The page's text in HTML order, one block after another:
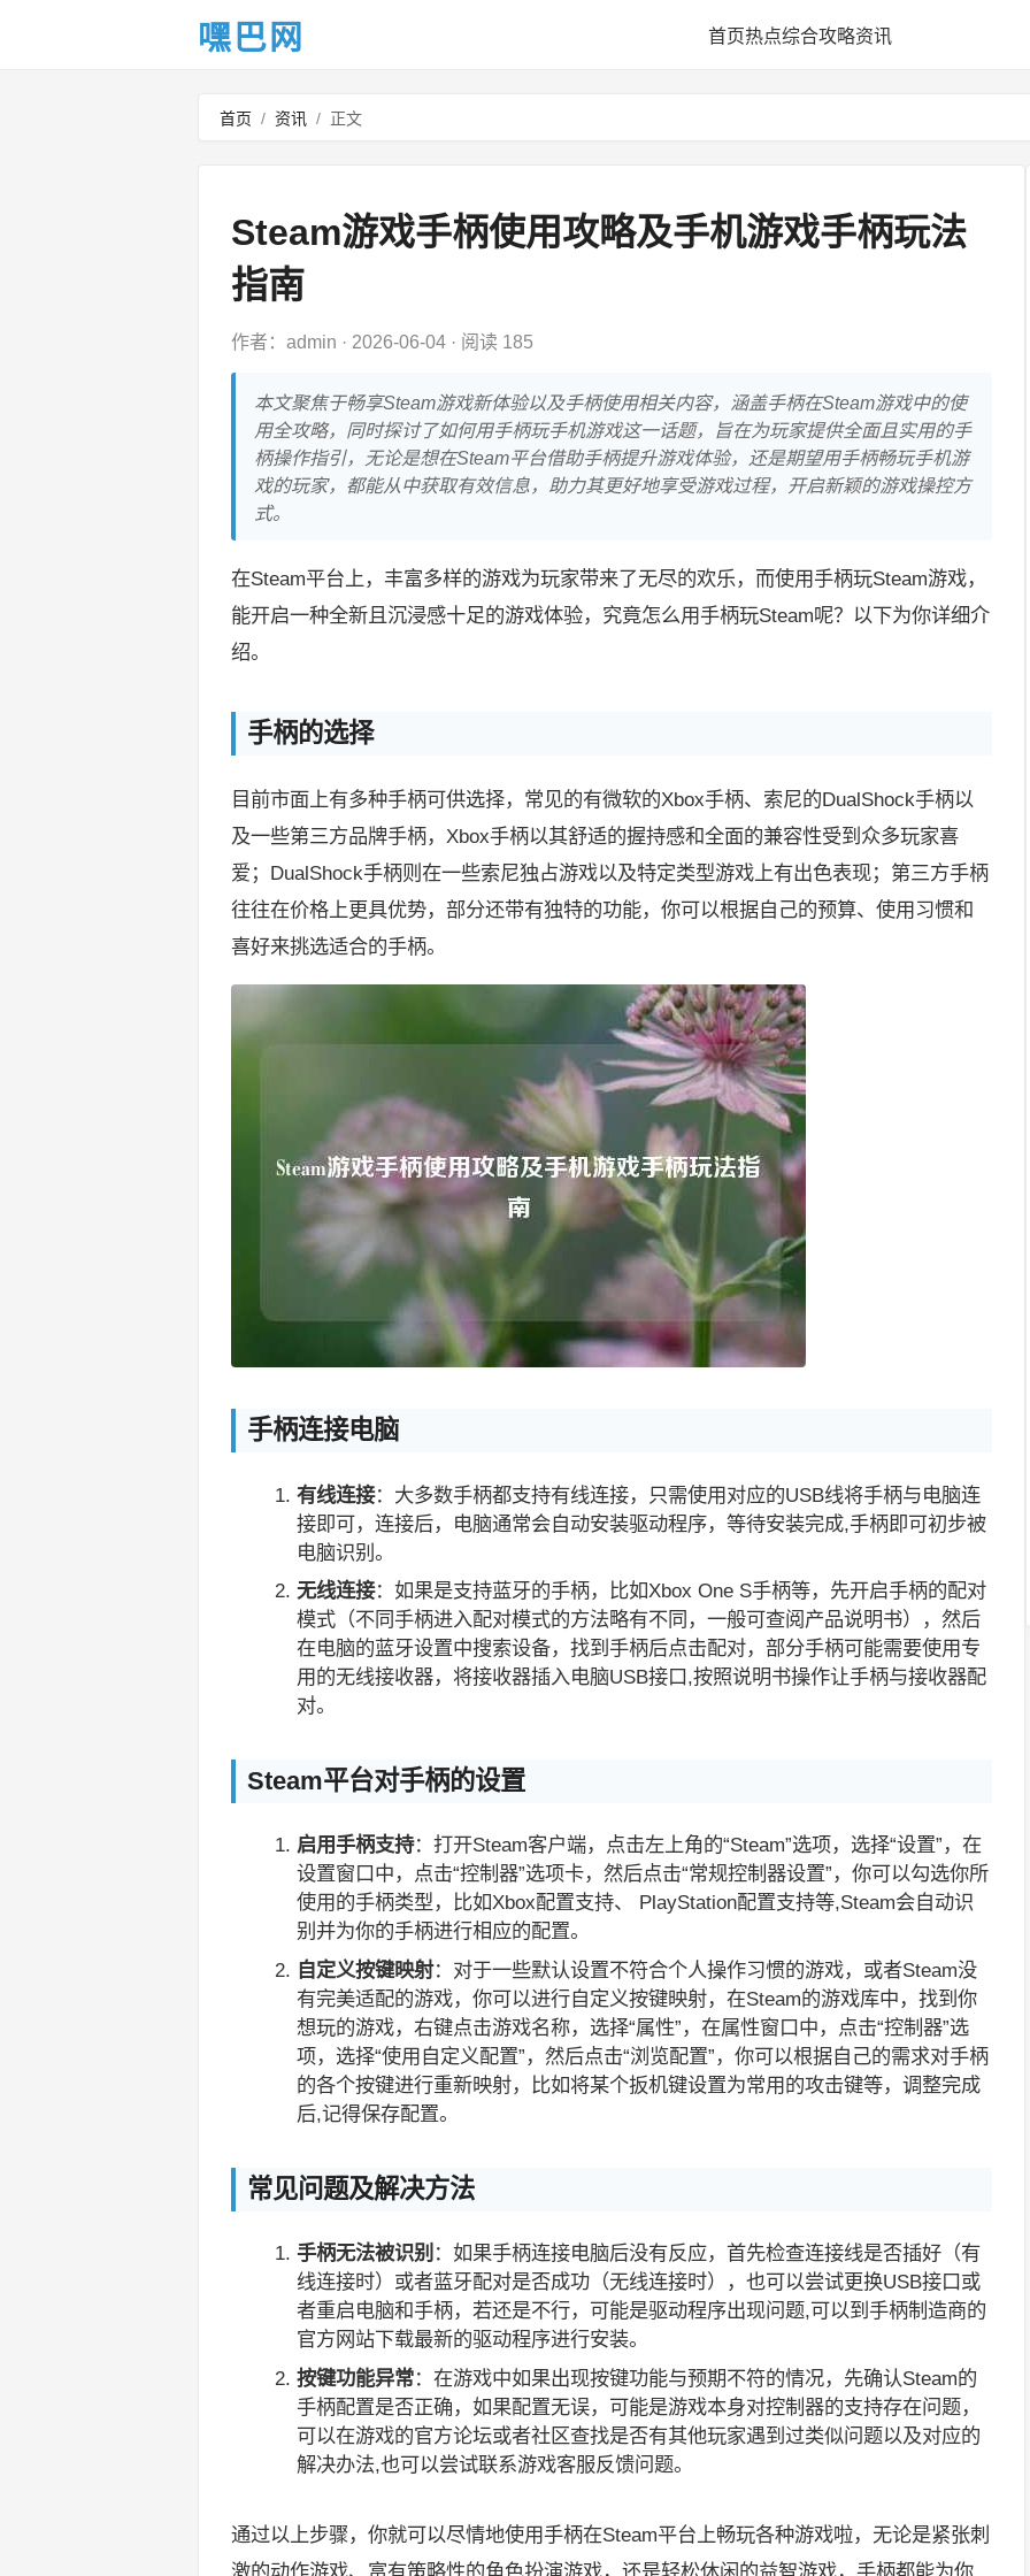
嘿巴网 首页热点综合攻略资讯
首页 / 资讯 / 正文
Steam游戏手柄使用攻略及手机游戏手柄玩法
指南
作者：admin · 2026-06-04 · 阅读 185
本文聚焦于畅享Steam游戏新体验以及手柄使用相关内容，涵盖手柄在Steam游戏中的使
用全攻略，同时探讨了如何用手柄玩手机游戏这一话题，旨在为玩家提供全面且实用的手
柄操作指引，无论是想在Steam平台借助手柄提升游戏体验，还是期望用手柄畅玩手机游
戏的玩家，都能从中获取有效信息，助力其更好地享受游戏过程，开启新颖的游戏操控方
式。
在Steam平台上，丰富多样的游戏为玩家带来了无尽的欢乐，而使用手柄玩Steam游戏，
能开启一种全新且沉浸感十足的游戏体验，究竟怎么用手柄玩Steam呢？以下为你详细介
绍。
手柄的选择
目前市面上有多种手柄可供选择，常见的有微软的Xbox手柄、索尼的DualShock手柄以
及一些第三方品牌手柄，Xbox手柄以其舒适的握持感和全面的兼容性受到众多玩家喜
爱；DualShock手柄则在一些索尼独占游戏以及特定类型游戏上有出色表现；第三方手柄
往往在价格上更具优势，部分还带有独特的功能，你可以根据自己的预算、使用习惯和
喜好来挑选适合的手柄。
手柄连接电脑
有线连接：大多数手柄都支持有线连接，只需使用对应的USB线将手柄与电脑连
接即可，连接后，电脑通常会自动安装驱动程序，等待安装完成,手柄即可初步被
电脑识别。
无线连接：如果是支持蓝牙的手柄，比如Xbox One S手柄等，先开启手柄的配对
模式（不同手柄进入配对模式的方法略有不同，一般可查阅产品说明书），然后
在电脑的蓝牙设置中搜索设备，找到手柄后点击配对，部分手柄可能需要使用专
用的无线接收器，将接收器插入电脑USB接口,按照说明书操作让手柄与接收器配
对。
Steam平台对手柄的设置
启用手柄支持：打开Steam客户端，点击左上角的“Steam”选项，选择“设置”，在
设置窗口中，点击“控制器”选项卡，然后点击“常规控制器设置”，你可以勾选你所
使用的手柄类型，比如Xbox配置支持、 PlayStation配置支持等,Steam会自动识
别并为你的手柄进行相应的配置。
自定义按键映射：对于一些默认设置不符合个人操作习惯的游戏，或者Steam没
有完美适配的游戏，你可以进行自定义按键映射，在Steam的游戏库中，找到你
想玩的游戏，右键点击游戏名称，选择“属性”，在属性窗口中，点击“控制器”选
项，选择“使用自定义配置”，然后点击“浏览配置”，你可以根据自己的需求对手柄
的各个按键进行重新映射，比如将某个扳机键设置为常用的攻击键等，调整完成
后,记得保存配置。
常见问题及解决方法
手柄无法被识别 ：如果手柄连接电脑后没有反应，首先检查连接线是否插好（有
线连接时）或者蓝牙配对是否成功（无线连接时），也可以尝试更换USB接口或
者重启电脑和手柄，若还是不行，可能是驱动程序出现问题,可以到手柄制造商的
官方网站下载最新的驱动程序进行安装。
按键功能异常：在游戏中如果出现按键功能与预期不符的情况，先确认Steam的
手柄配置是否正确，如果配置无误，可能是游戏本身对控制器的支持存在问题，
可以在游戏的官方论坛或者社区查找是否有其他玩家遇到过类似问题以及对应的
解决办法,也可以尝试联系游戏客服反馈问题。
通过以上步骤，你就可以尽情地使用手柄在Steam平台上畅玩各种游戏啦，无论是紧张刺